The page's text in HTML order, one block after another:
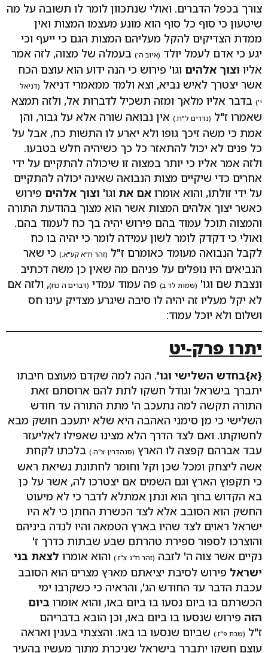
צורך בכפל הדברים. ואולי שנתכוון לומר לו תשובה על מה
שיטעון כי סוף כל סוף הוא מונע מעצמו המצות ואין
ממדת הצדיקים להקל מעליהם המצות הגם כי ייעף וכי
יגע כי אדם לעמל יולד (איוב ה') בעמלה של מצוה, לזה אמר
אליו וצוך אלהים וגו' פירוש כי הנה ידוע הוא עוצם הכח
אשר יצטרך לאיש נביא, וצא ולמד ממאמרי דניאל (דניאל
י') בדבר אליו מלאך ומזה תשכיל לדברות אל, ולזה תמצא
שאמרו ז"ל (נדרים ל"ח.) אין נבואה שורה אלא על גבור, והן
אמת כי משה זיכך גופו ולא יארע לו התשות כח, אבל על
כל פנים לא יכול להתאזר כל כך כשיהיה חלש בטבעו.
ולזה אמר אליו כי יותר במצוה זו שיכולה להתקיים על ידי
אחרים כדי שיקיים מצות הנבואה שאינה יכולה להתקיים
על ידי זולתו, והוא אומרו אם את וגו' וצוך אלהים פירוש
כאשר יצוך אלהים המצות אשר הוא מצוך בהודעת התורה
והמצוה תוכל עמוד בהם פירוש יהיה בך כח לעמוד בהם.
ואולי כי דקדק לומר לשון עמידה לומר כי יהיה בו כח
לקבל הנבואה מעומד כאומרם ז"ל (זהר ח"א קע"א.) כי שאר
הנביאים היו נופלים על פניהם מה שאין כן משה דכתיב
ונצבת שם וגו' (שמות לד ב) פה עמוד עמדי (דברים ה כח), ולזה אם
לא יקל מעליו זה יהיה לו סיבה שיגרע מצדיק עינו חס
ושלום ולא יוכל עמוד:
יתרו פרק-יט
{א}בחדש השלישי וגו'. הנה למה שקדם מעוצם חיבתו
יתברך בישראל וגודל חשקו לתת להם ארוסתם זאת
התורה תקשה למה נתעכב ה' מתת התורה עד חודש
השלישי כי מן סימני האהבה היא שלא יתעכב חושק מבא
לחשוקתו. ואם לצד הדרך הלא מצינו שאפילו לאליעזר
עבד אברהם קפצה לו הארץ (סנהדרין צ"ה.) בלכתו לקחת
אשה ליצחק ומכל שכן וקל וחומר לחתונת נשיאת ראש
כי תקפוץ הארץ וגם השמים אם יצטרכו לה, אשר על כן
בא הקדוש ברוך הוא ונתן אמתלא לדבר כי לא מיעוט
החשק הוא הסובב אלא לצד הכשרת החתן כי לא היו
ישראל ראוים לצד שהיו בארץ הטמאה והיו לנדה ביניהם
והוצרכו לספור ספירת טהרתם שבע שבתות כדרך ז'
נקיים אשר צוה ה' לזבה (זהר ח"ג צ"ז:) והוא אומרו לצאת בני
ישראל פירוש לסיבת יציאתם מארץ מצרים הוא הסובב
עכבת הדבר עד החודש הג', והראיה כי כשקרבו ימי
הכשרתם בו ביום נסעו בו ביום באו, והוא אומרו ביום
הזה פירוש שנסעו בו ביום באו, וכן הובא בדבריהם
ז"ל (שבת פ"ז:) שביום שנסעו בו באו. והצצתי בענין ואראה
עוצם חשקו יתברך בישראל שניכרת מתוך מעשיו בהעיר